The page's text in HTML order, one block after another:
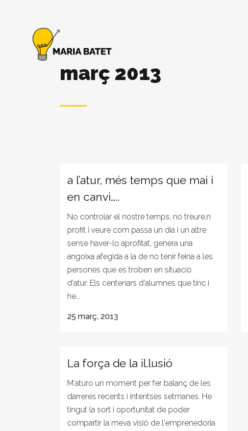
març 2013
a l’atur, més temps que mai i
en canvi…..
No controlar el nostre temps, no treure,n
profit i veure com passa un dia i un altre
sense haver-lo aprofitat, genera una
angoixa afegida a la de no tenir feina a les
persones que es troben en situació
d'atur. Els centenars d'alumnes que tinc i
he...
25 març, 2013
La força de la il.lusió
M'aturo un moment per fer balanç de les
darreres recents i intentses setmanes. He
tingut la sort i oportunitat de poder
compartir la meva visió de l'emprenedoria